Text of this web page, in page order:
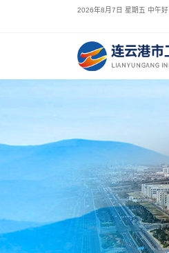
2026年8月7日 星期五 中午好